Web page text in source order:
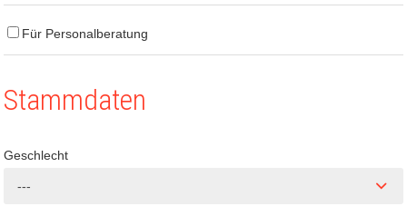
Für Personalberatung
Stammdaten
Geschlecht
---